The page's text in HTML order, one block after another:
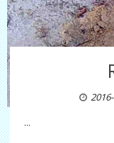
...